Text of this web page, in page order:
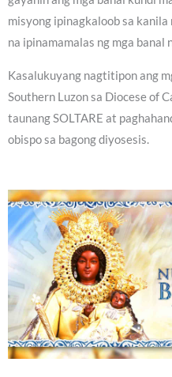
misyong ipinagkaloob sa
na ipinamamalas ng mga banal
Kasalukuyang nagtitipon ang
Southern Luzon sa Diocese of
taunang SOLTARE at
obispo sa bagong diyosesis.